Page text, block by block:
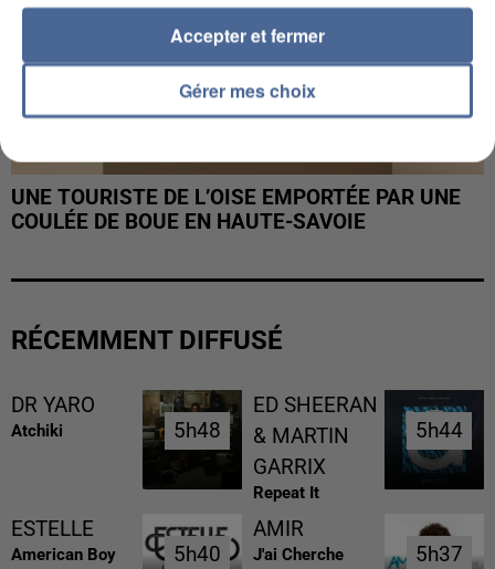
UNE TOURISTE DE L’OISE EMPORTÉE PAR UNE
COULÉE DE BOUE EN HAUTE-SAVOIE
RÉCEMMENT DIFFUSÉ
DR YARO
Atchiki 5h48
5h48
ED SHEERAN
& MARTIN
GARRIX
Repeat It
5h44
5h44
ESTELLE
American Boy 5h40
5h40
AMIR
J'ai Cherche 5h37
5h37
Gérer mes choix
Accepter et fermer